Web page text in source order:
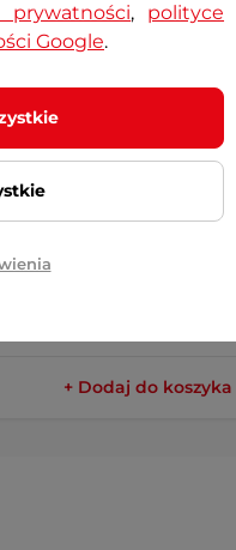
motocyklowa W-TEC
+ Dodaj do koszyka
prywatności, polityce
Google.